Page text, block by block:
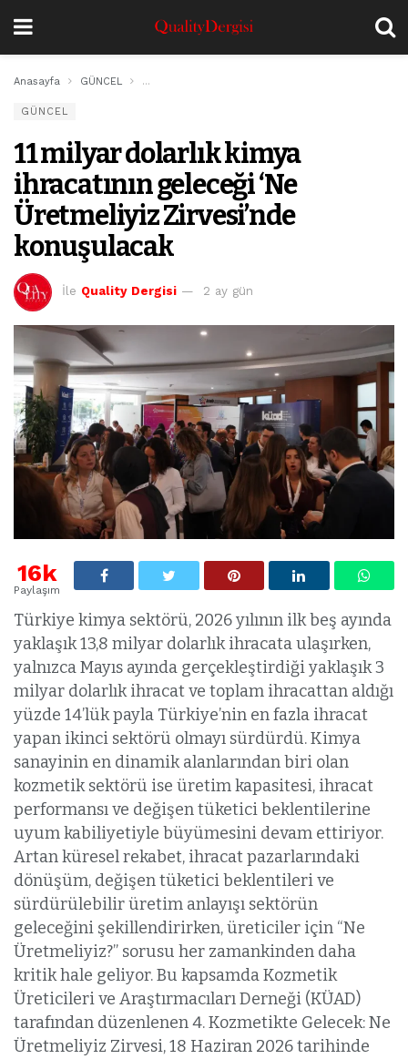
Anasayfa GÜNCEL 11 milyar dolarlık kimya ihracatının geleceği ‘Ne
GÜNCEL
11 milyar dolarlık kimya
ihracatının geleceği ‘Ne
Üretmeliyiz Zirvesi’nde
konuşulacak
İle Quality Dergisi 2 ay gün
16k
Paylaşım
Türkiye kimya sektörü, 2026 yılının ilk beş ayında
yaklaşık 13,8 milyar dolarlık ihracata ulaşırken,
yalnızca Mayıs ayında gerçekleştirdiği yaklaşık 3
milyar dolarlık ihracat ve toplam ihracattan aldığı
yüzde 14’lük payla Türkiye’nin en fazla ihracat
yapan ikinci sektörü olmayı sürdürdü. Kimya
sanayinin en dinamik alanlarından biri olan
kozmetik sektörü ise üretim kapasitesi, ihracat
performansı ve değişen tüketici beklentilerine
uyum kabiliyetiyle büyümesini devam ettiriyor.
Artan küresel rekabet, ihracat pazarlarındaki
dönüşüm, değişen tüketici beklentileri ve
sürdürülebilir üretim anlayışı sektörün
geleceğini şekillendirirken, üreticiler için “Ne
Üretmeliyiz?” sorusu her zamankinden daha
kritik hale geliyor. Bu kapsamda Kozmetik
Üreticileri ve Araştırmacıları Derneği (KÜAD)
tarafından düzenlenen 4. Kozmetikte Gelecek: Ne
Üretmeliyiz Zirvesi, 18 Haziran 2026 tarihinde